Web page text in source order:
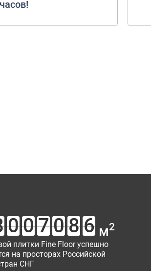
часов!
м2
плитки Fine Floor успешно
на просторах Российской
СНГ